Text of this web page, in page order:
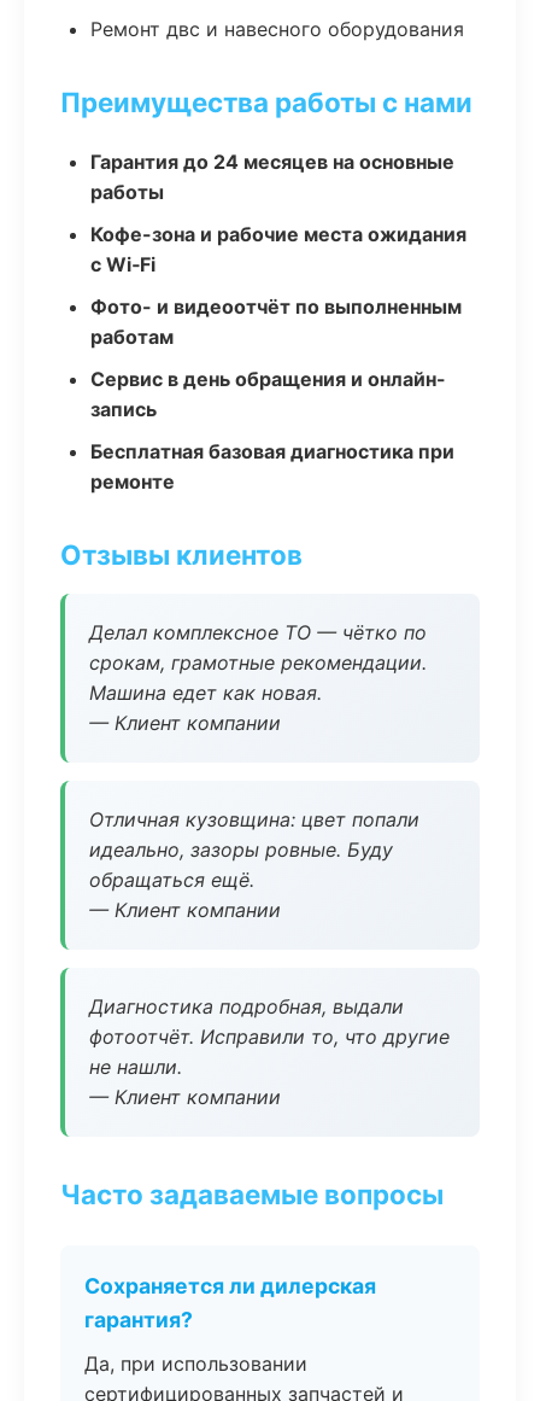
Ремонт двс и навесного оборудования
Преимущества работы с нами
Гарантия до 24 месяцев на основные
работы
Кофе-зона и рабочие места ожидания
с Wi‑Fi
Фото- и видеоотчёт по выполненным
работам
Сервис в день обращения и онлайн-
запись
Бесплатная базовая диагностика при
ремонте
Отзывы клиентов
Делал комплексное ТО — чётко по
срокам, грамотные рекомендации.
Машина едет как новая.
— Клиент компании
Отличная кузовщина: цвет попали
идеально, зазоры ровные. Буду
обращаться ещё.
— Клиент компании
Диагностика подробная, выдали
фотоотчёт. Исправили то, что другие
не нашли.
— Клиент компании
Часто задаваемые вопросы
Сохраняется ли дилерская
гарантия?
Да, при использовании
сертифицированных запчастей и